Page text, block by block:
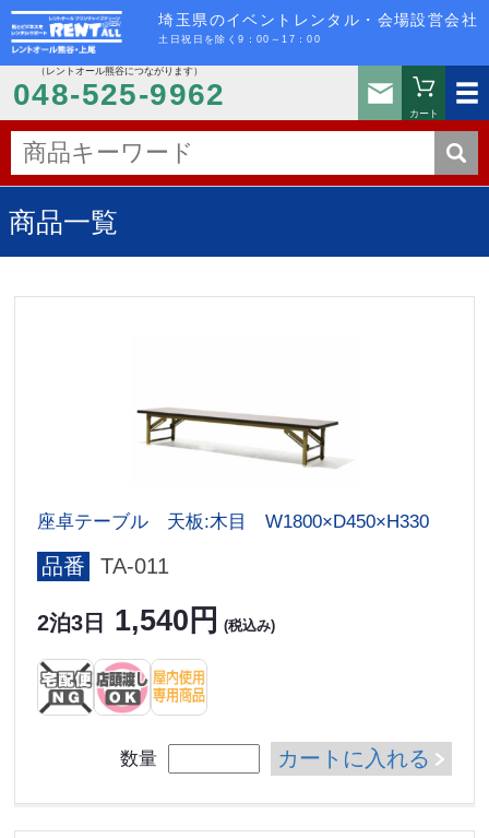
埼玉県のイベントレンタル・会場設営会社
土日祝日を除く9：00～17：00
（レントオール熊谷につながります）
048-525-9962 お問い
カート
商品一覧
座卓テーブル 天板:木目 W1800×D450×H330
品番 TA-011
2泊3日 1,540円 (税込み)
数量 カートに入れる